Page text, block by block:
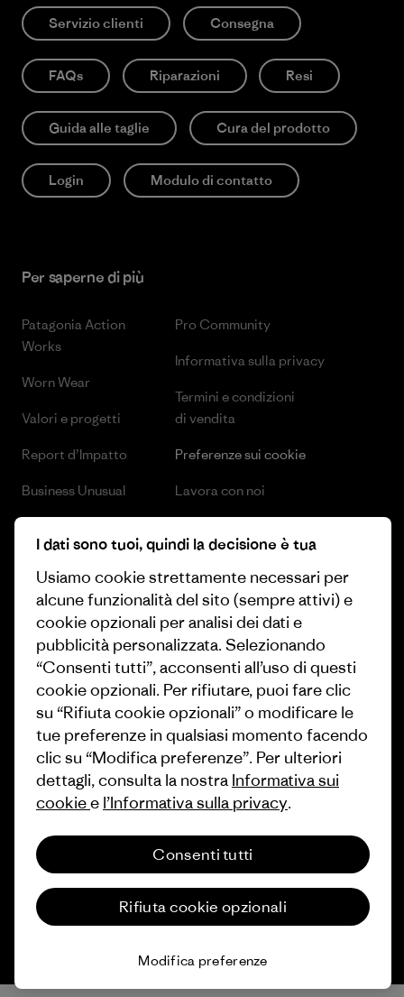
Servizio clienti Consegna
FAQs Riparazioni Resi
Guida alle taglie Cura del prodotto
Login Modulo di contatto
Per saperne di più
Patagonia Action
Works
Worn Wear
Valori e progetti
Report d’Impatto
Business Unusual
Come finanziamo
Buoni regalo
Trova un negozio
Pro Community
Informativa sulla privacy
Termini e condizioni
di vendita
Preferenze sui cookie
Lavora con noi
Programma di affiliazione
Patagonia Svizzera Mappa del
sito
© 2026 Patagonia, Inc. All Rights Reserved.
italiano
I dati sono tuoi, quindi la decisione è tua
Usiamo cookie strettamente necessari per
alcune funzionalità del sito (sempre attivi) e
cookie opzionali per analisi dei dati e
pubblicità personalizzata. Selezionando
“Consenti tutti”, acconsenti all’uso di questi
cookie opzionali. Per rifiutare, puoi fare clic
su “Rifiuta cookie opzionali” o modificare le
tue preferenze in qualsiasi momento facendo
clic su “Modifica preferenze”. Per ulteriori
dettagli, consulta la nostra Informativa sui
cookiee l’Informativa sulla privacy.
Consenti tutti
Rifiuta cookie opzionali
Modifica preferenze